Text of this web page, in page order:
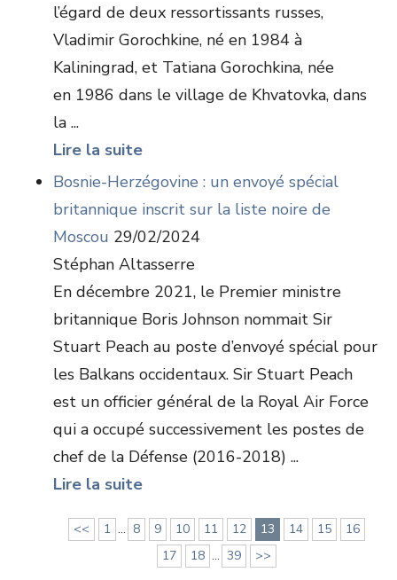
l’égard de deux ressortissants russes,
Vladimir Gorochkine, né en 1984 à
Kaliningrad, et Tatiana Gorochkina, née
en 1986 dans le village de Khvatovka, dans
la ...
Lire la suite
Bosnie-Herzégovine : un envoyé spécial
britannique inscrit sur la liste noire de
Moscou 29/02/2024
Stéphan Altasserre
En décembre 2021, le Premier ministre
britannique Boris Johnson nommait Sir
Stuart Peach au poste d’envoyé spécial pour
les Balkans occidentaux. Sir Stuart Peach
est un officier général de la Royal Air Force
qui a occupé successivement les postes de
chef de la Défense (2016-2018) ...
Lire la suite
<< 1 ... 8 9 10 11 12 13 14 15
16
17
18 ... 39 >>